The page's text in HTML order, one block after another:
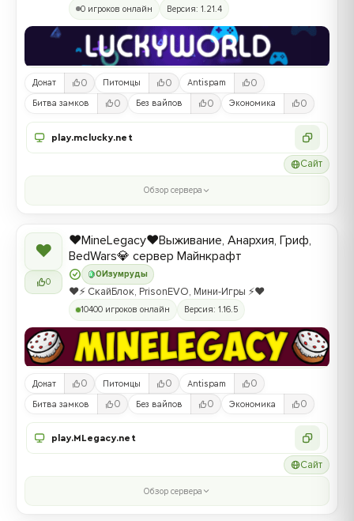
0 игроков онлайн Версия: 1.21.4
Донат 0 Питомцы 0 Antispam 0
Битва замков 0 Без вайпов 0 Экономика 0
play.mclucky.net
Сайт
Обзор сервера
❤
0
0 Изумруды
❤️MineLegacy❤️Выживание, Анархия, Гриф,
BedWars💎 сервер Майнкрафт
❤️⚡️ СкайБлок, PrisonEVO, Мини-Игры ⚡️❤️
10400 игроков онлайн Версия: 1.16.5
Донат 0 Питомцы 0 Antispam 0
Битва замков 0 Без вайпов 0 Экономика 0
play.MLegacy.net
Сайт
Обзор сервера